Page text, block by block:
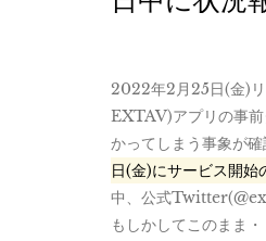
2022年2月25日(金)
EXTAV)アプリの事前
かってしまう事象が
日(金)にサービス開始
中、公式
もしかしてこのまま